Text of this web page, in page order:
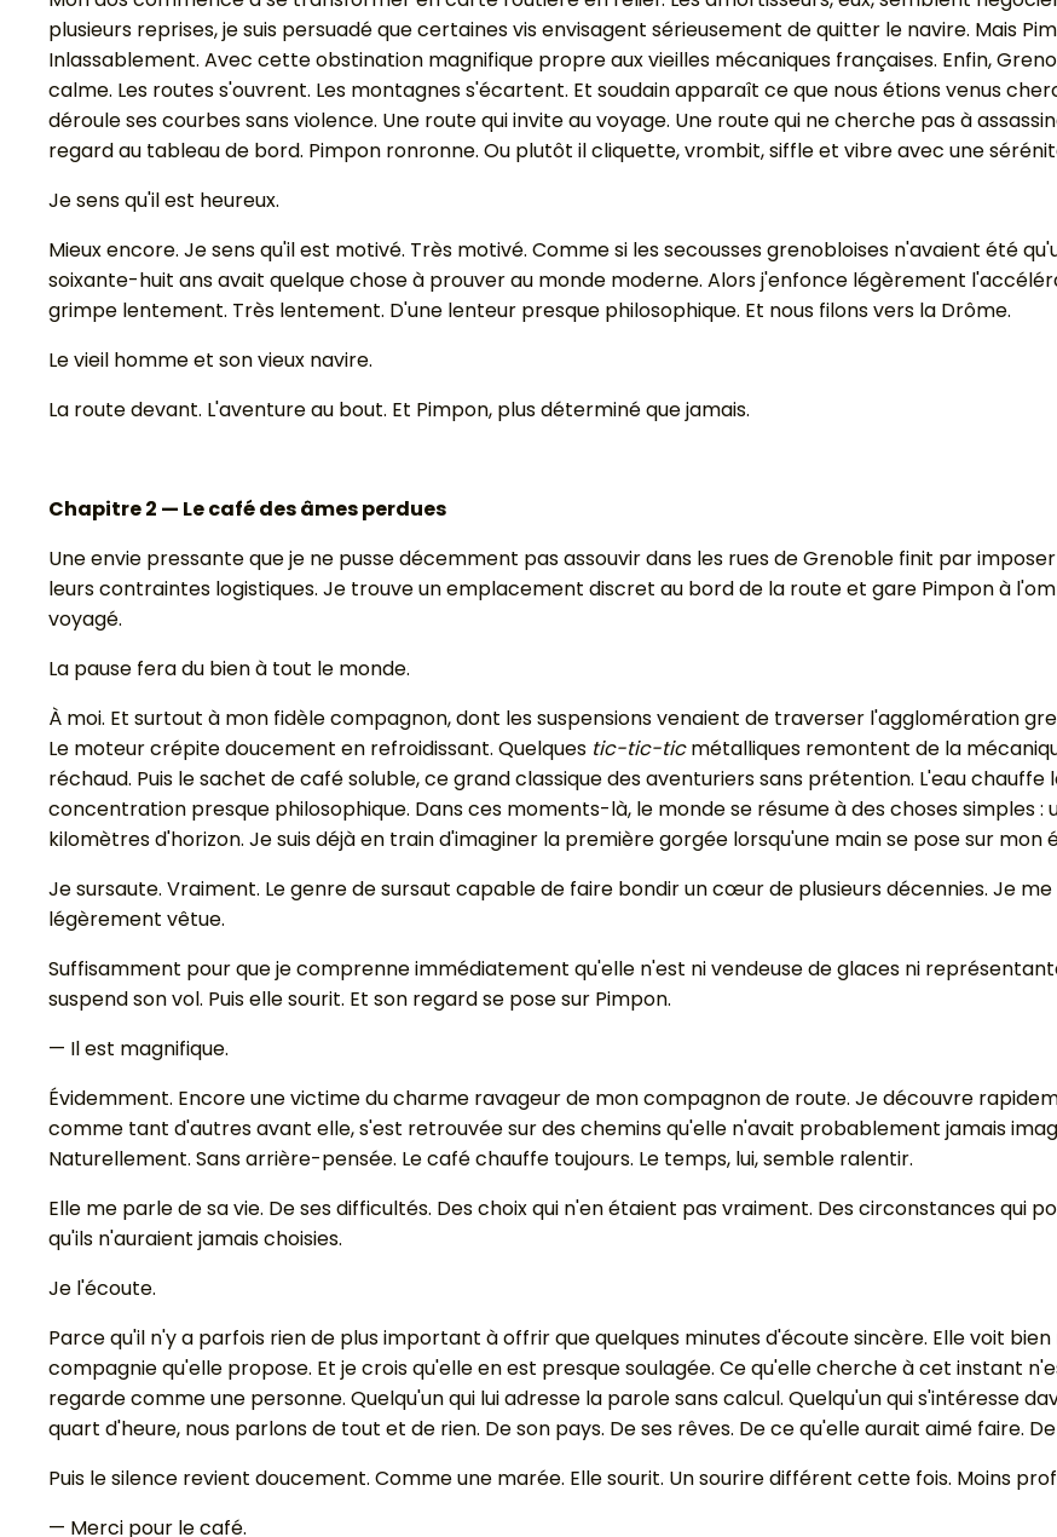
plusieurs reprises, je suis persuadé que certaines vis envisagent sérieusement de quitter le navire. Mais
Inlassablement. Avec cette obstination magnifique propre aux vieilles mécaniques françaises. Enfin,
calme. Les routes s'ouvrent. Les montagnes s'écartent. Et soudain apparaît ce que nous étions venus
déroule ses courbes sans violence. Une route qui invite au voyage. Une route qui ne cherche pas à
regard au tableau de bord. Pimpon ronronne. Ou plutôt il cliquette, vrombit, siffle et vibre avec une
Je sens qu'il est heureux.
Mieux encore. Je sens qu'il est motivé. Très motivé. Comme si les secousses grenobloises n'avaient été
soixante-huit ans avait quelque chose à prouver au monde moderne. Alors j'enfonce légèrement
grimpe lentement. Très lentement. D'une lenteur presque philosophique. Et nous filons vers la Drôme.
Le vieil homme et son vieux navire.
La route devant. L'aventure au bout. Et Pimpon, plus déterminé que jamais.
Chapitre 2 — Le café des âmes perdues
Une envie pressante que je ne pusse décemment pas assouvir dans les rues de Grenoble finit par
leurs contraintes logistiques. Je trouve un emplacement discret au bord de la route et gare Pimpon à
voyagé.
La pause fera du bien à tout le monde.
À moi. Et surtout à mon fidèle compagnon, dont les suspensions venaient de traverser l'agglomération
Le moteur crépite doucement en refroidissant. Quelques tic-tic-ticmétalliques remontent de la
réchaud. Puis le sachet de café soluble, ce grand classique des aventuriers sans prétention. L'eau
concentration presque philosophique. Dans ces moments-là, le monde se résume à des choses simples :
kilomètres d'horizon. Je suis déjà en train d'imaginer la première gorgée lorsqu'une main se pose sur mon
Je sursaute. Vraiment. Le genre de sursaut capable de faire bondir un cœur de plusieurs décennies. Je
légèrement vêtue.
Suffisamment pour que je comprenne immédiatement qu'elle n'est ni vendeuse de glaces ni
suspend son vol. Puis elle sourit. Et son regard se pose sur Pimpon.
— Il est magnifique.
Évidemment. Encore une victime du charme ravageur de mon compagnon de route. Je découvre
comme tant d'autres avant elle, s'est retrouvée sur des chemins qu'elle n'avait probablement jamais
Naturellement. Sans arrière-pensée. Le café chauffe toujours. Le temps, lui, semble ralentir.
Elle me parle de sa vie. De ses difficultés. Des choix qui n'en étaient pas vraiment. Des circonstances qui
qu'ils n'auraient jamais choisies.
Je l'écoute.
Parce qu'il n'y a parfois rien de plus important à offrir que quelques minutes d'écoute sincère. Elle voit
compagnie qu'elle propose. Et je crois qu'elle en est presque soulagée. Ce qu'elle cherche à cet instant
regarde comme une personne. Quelqu'un qui lui adresse la parole sans calcul. Quelqu'un qui s'intéresse
quart d'heure, nous parlons de tout et de rien. De son pays. De ses rêves. De ce qu'elle aurait aimé faire.
Puis le silence revient doucement. Comme une marée. Elle sourit. Un sourire différent cette fois. Moins
— Merci pour le café.